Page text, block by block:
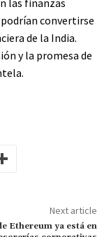
convertirse
de la India.
y la promesa de
Next article
Ethereum ya está en